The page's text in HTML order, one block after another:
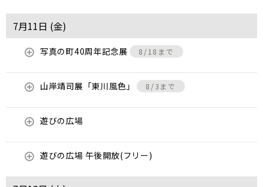
7月11日 (金)
写真の町40周年記念展 8/18まで
山岸靖司展「東川風色」 8/3まで
遊びの広場
遊びの広場 午後開放(フリー)